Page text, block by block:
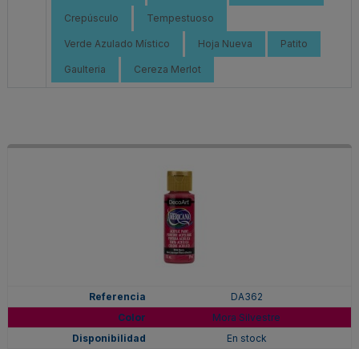
Crepúsculo Tempestuoso
Verde Azulado Místico Hoja Nueva Patito
Gaulteria Cereza Merlot
DA362
Mora Silvestre
En stock